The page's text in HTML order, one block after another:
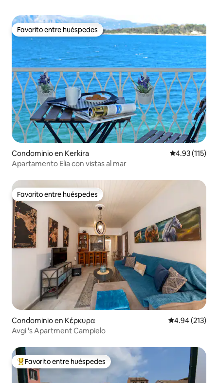
Favorito entre huéspedes
Favorito entre huéspedes
Condominio en Kerkira Calificación
4.93 (115)
Apartamento Elia con vistas al mar
Favorito entre huéspedes
Favorito entre huéspedes
Condominio en Κέρκυρα Calificación
4.94 (213)
Avgi 's Apartment Campielo
De los mejores en Favorito entre huéspedes
Favorito entre huéspedes